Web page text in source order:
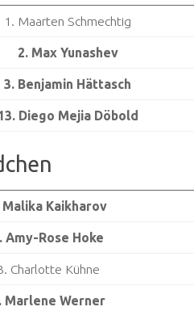
1. Maarten Schmechtig
2. Max Yunashev
3. Benjamin Hättasch
Diego Mejia Döbold
Malika Kaikharov
Amy-Rose Hoke
Charlotte Kühne
Marlene Werner